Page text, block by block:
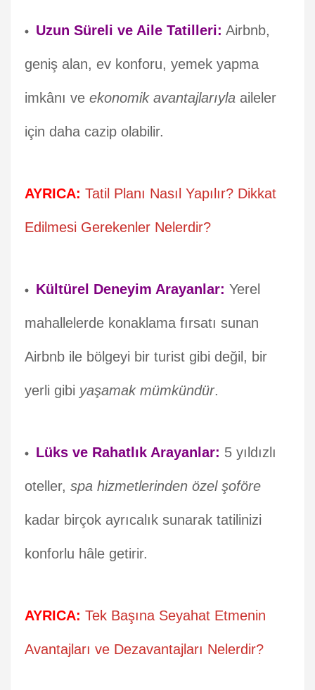
Uzun Süreli ve Aile Tatilleri: Airbnb,
geniş alan, ev konforu, yemek yapma
imkânı ve ekonomik avantajlarıyla aileler
için daha cazip olabilir.
AYRICA: Tatil Planı Nasıl Yapılır? Dikkat
Edilmesi Gerekenler Nelerdir?
Kültürel Deneyim Arayanlar: Yerel
mahallelerde konaklama fırsatı sunan
Airbnb ile bölgeyi bir turist gibi değil, bir
yerli gibi yaşamak mümkündür.
Lüks ve Rahatlık Arayanlar: 5 yıldızlı
oteller, spa hizmetlerinden özel şoföre
kadar birçok ayrıcalık sunarak tatilinizi
konforlu hâle getirir.
AYRICA: Tek Başına Seyahat Etmenin
Avantajları ve Dezavantajları Nelerdir?